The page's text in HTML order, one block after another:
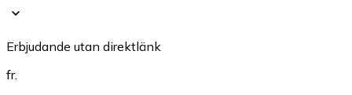
Erbjudande utan direktlänk
fr.